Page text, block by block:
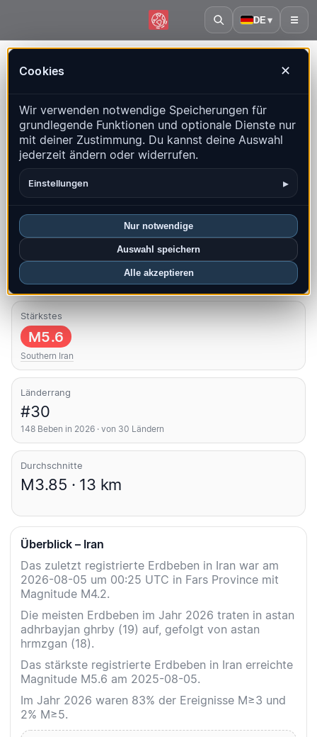
DE ▾ ☰
Cookies ✕
Wir verwenden notwendige Speicherungen für
grundlegende Funktionen und optionale Dienste nur
mit deiner Zustimmung. Du kannst deine Auswahl
jederzeit ändern oder widerrufen.
Einstellungen ▸
Nur notwendige
Auswahl speichern
Alle akzeptieren
Live-Karte, Statistiken und aktuelle Ereignisse
Historienkarte öffnen Neueste in diesem Land
Überblick
FAQ
Beben diesen Monat
4
Neueste UTC: 2026-08-05 00:25:03
Stärkstes
M5.6
Southern Iran
Länderrang
#30
148 Beben in 2026 · von 30 Ländern
Durchschnitte
M3.85 · 13 km
Überblick – Iran
Das zuletzt registrierte Erdbeben in Iran war am
2026-08-05 um 00:25 UTC in Fars Province mit
Magnitude M4.2.
Die meisten Erdbeben im Jahr 2026 traten in astan
adhrbayjan ghrby (19) auf, gefolgt von astan
hrmzgan (18).
Das stärkste registrierte Erdbeben in Iran erreichte
Magnitude M5.6 am 2025-08-05.
Im Jahr 2026 waren 83% der Ereignisse M≥3 und
2% M≥5.